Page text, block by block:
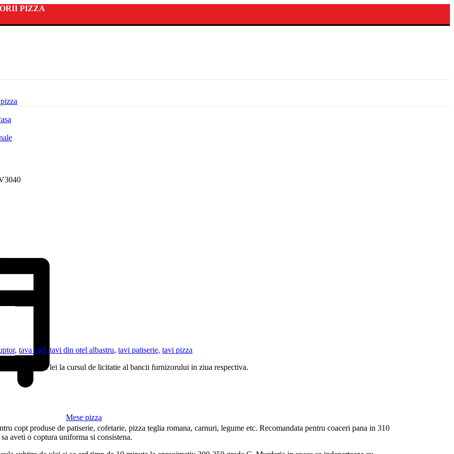
PIZZA
Mese pizza
, tava otel tavi din otel albastru, tavi patiserie, tavi pizza
se va face in lei la cursul de licitatie al bancii furnizorului in ziua respectiva.
copt produse de patiserie, cofetarie, pizza teglia romana, carnuri, legume etc. Recomandata pentru coaceri pana in 310
aveti o coptura uniforma si consistena.